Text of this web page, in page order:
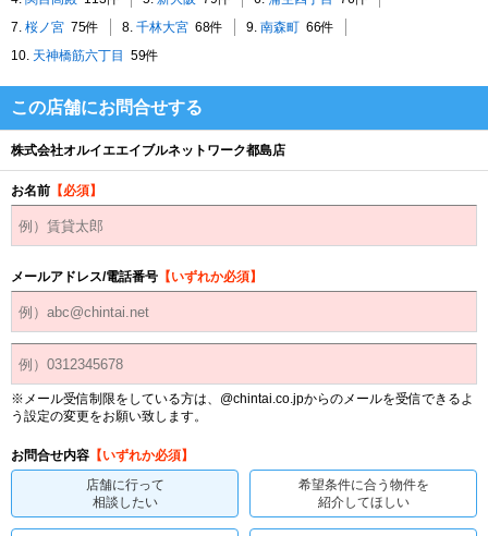
7. 桜ノ宮 75件 8. 千林大宮 68件 9. 南森町 66件
10. 天神橋筋六丁目 59件
この店舗にお問合せする
株式会社オルイエエイブルネットワーク都島店
お名前 【必須】
メールアドレス/電話番号 【いずれか必須】
※メール受信制限をしている方は、@chintai.co.jpからのメールを受信できるよ
う設定の変更をお願い致します。
お問合せ内容 【いずれか必須】
店舗に行って
相談したい
希望条件に合う物件を
紹介してほしい